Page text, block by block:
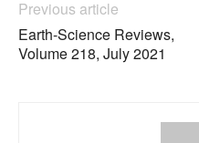
Previous article
Earth-Science Reviews,
Volume 218, July 2021